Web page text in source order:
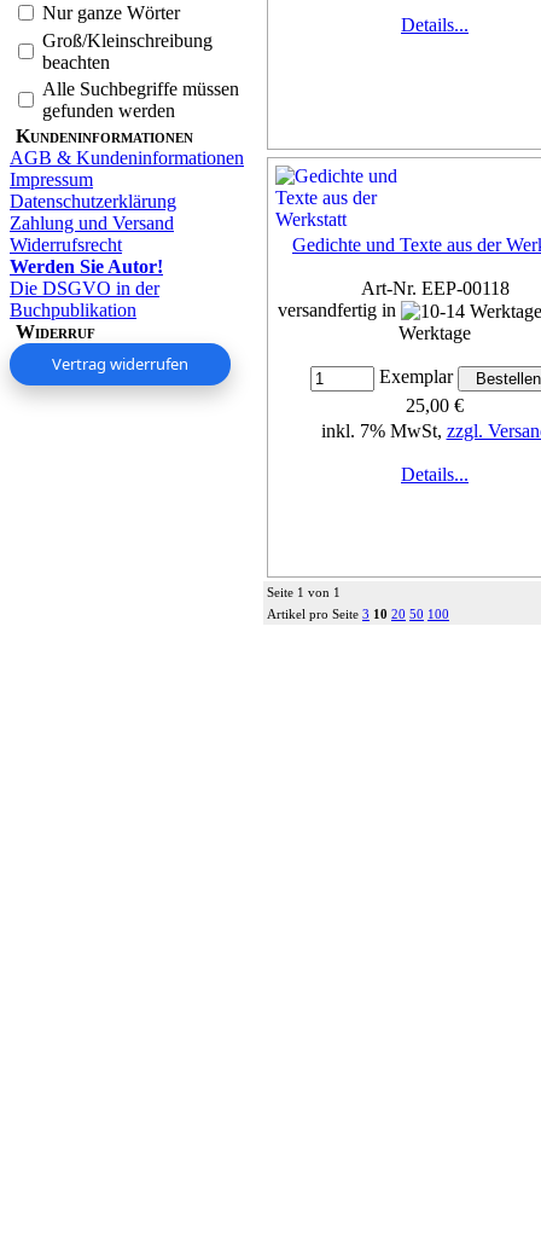
Nur ganze Wörter
Groß/Kleinschreibung
beachten
Alle Suchbegriffe müssen
gefunden werden
Kundeninformationen
AGB & Kundeninformationen
Impressum
Datenschutzerklärung
Zahlung und Versand
Widerrufsrecht
Werden Sie Autor!
Die DSGVO in der
Buchpublikation
Widerruf
Vertrag widerrufen
Details...
Gedichte und Texte aus der
Art-Nr. EEP-00118
versandfertig in
Werktage
Exemplar
25,00 €
inkl. 7% MwSt, zzgl.
Details...
Seite 1 von 1
Artikel pro Seite 3 10 20 50 100